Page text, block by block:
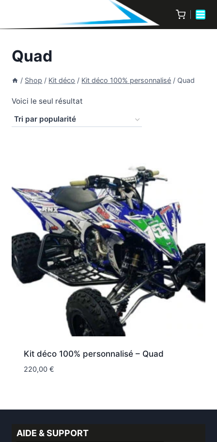
Quad
/ Shop / Kit déco / Kit déco 100% personnalisé / Quad
Voici le seul résultat
Kit déco 100% personnalisé – Quad
220,00 €
AIDE & SUPPORT